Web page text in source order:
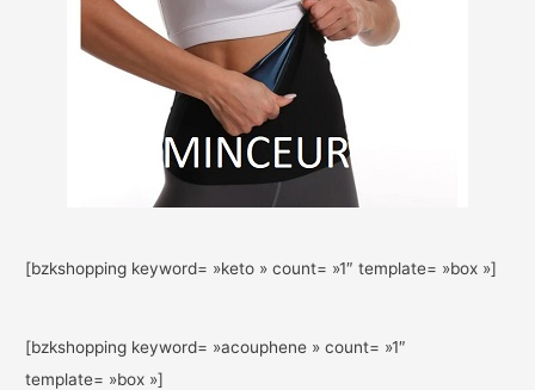
[bzkshopping keyword= »keto » count= »1″ template= »box »]
[bzkshopping keyword= »acouphene » count= »1″
template= »box »]